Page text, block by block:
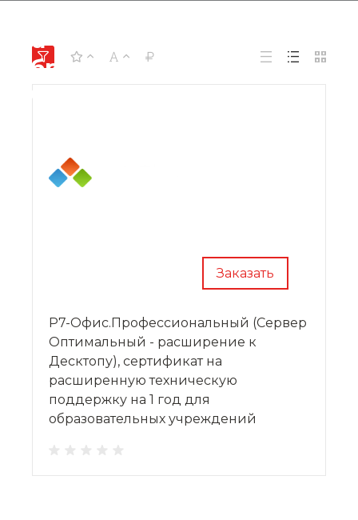
на 1 год для
образовательный
Заказать
Р7-Офис.Профессиональный (Сервер
Оптимальный - расширение к
Десктопу), сертификат на
расширенную техническую
поддержку на 1 год для
образовательных учреждений